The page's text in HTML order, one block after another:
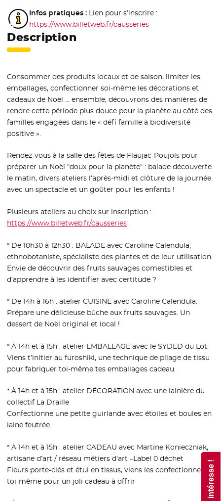
Infos pratiques : Lien pour s’inscrire :
https://www.billetweb.fr/causseries
Description
Consommer des produits locaux et de saison, limiter les
emballages, confectionner soi-même les décorations et
cadeaux de Noël … ensemble, découvrons des manières de
rendre cette période plus douce pour la planète au côté des
familles engagées dans le « défi famille à biodiversité
positive ».
Rendez-vous à la salle des fêtes de Flaujac-Poujols pour
préparer un Noël "doux pour la planète" : balade découverte
le matin, divers ateliers l’après-midi et clôture de la journée
avec un spectacle et un goûter pour les enfants !
Plusieurs ateliers au choix sur inscription :
https://www.billetweb.fr/causseries
* De 10h30 à 12h30 : BALADE avec Caroline Calendula,
ethnobotaniste, spécialiste des plantes et de leur utilisation.
Envie de découvrir des fruits sauvages comestibles et
d’apprendre à les identifier avec certitude ?
* De 14h à 16h : atelier CUISINE avec Caroline Calendula.
Prépare une délicieuse bûche aux fruits sauvages. Un
dessert de Noël original et local !
* À 14h et à 15h : atelier EMBALLAGE avec le SYDED du Lot.
Viens t’initier au furoshiki, une technique de pliage de tissu
pour fabriquer toi-même tes emballages cadeau.
* À 14h et à 15h : atelier DÉCORATION avec une lainière du
collectif La Draille
Confectionne une petite guirlande avec étoiles et boules en
laine feutrée.
* À 14h et à 15h : atelier CADEAU avec Martine Konieczniak,
artisane d’art / réseau métiers d’art –Label 0 déchet
Fleurs porte-clés et étui en tissus, viens les confectionner
toi-même pour un joli cadeau à offrir